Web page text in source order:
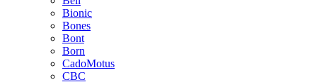
Bionic
Bones
Bont
Born
CadoMotus
CBC